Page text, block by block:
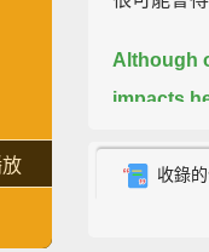
Although
impacts
收錄